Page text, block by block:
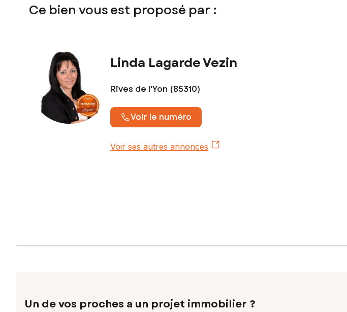
Contactez votre conseiller SAFTI : Linda LAGARDE VEZIN, Tél. : 07 80 44 98 03, E-mail :
numéro 848 462 883
Ce bien vous est proposé par :
Linda Lagarde Vezin
Rives de l'Yon (85310)
Voir le numéro
Voir ses autres annonces
Un de vos proches a un projet immobilier ?